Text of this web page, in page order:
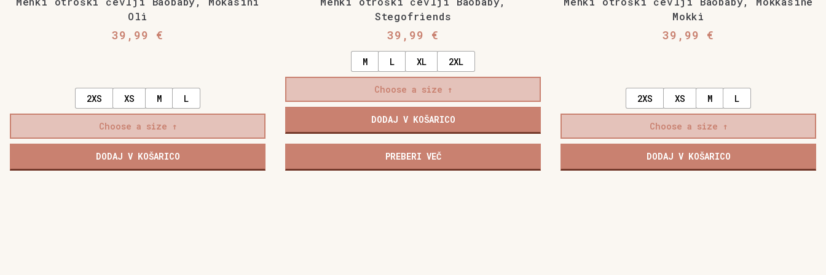
Oli
39,99 €
2XS XS M L
Choose a size
DODAJ V KOŠARICO
Stegofriends
39,99 €
M L XL 2XL
Choose a size
DODAJ V KOŠARICO
PREBERI VEČ
Mokki
39,99 €
2XS XS M L
Choose a size
DODAJ V KOŠARICO